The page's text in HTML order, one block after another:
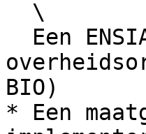
BIO)
* Een